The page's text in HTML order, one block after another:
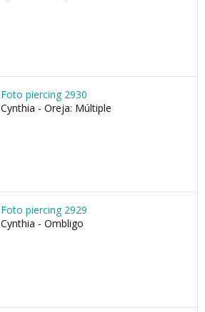
Foto piercing 2930
Cynthia - Oreja: Múltiple
Foto piercing 2929
Cynthia - Ombligo